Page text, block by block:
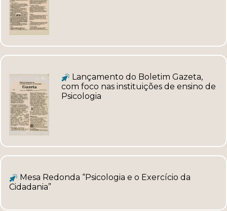
Lançamento do Boletim Gazeta,
com foco nas instituições de ensino de
Psicologia
Mesa Redonda “Psicologia e o Exercício da
Cidadania”